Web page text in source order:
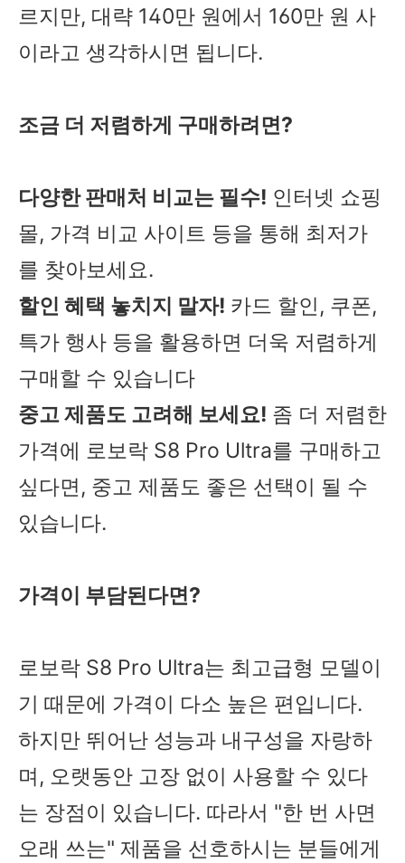
르지만, 대략 140만 원에서 160만 원 사
이라고 생각하시면 됩니다.
조금 더 저렴하게 구매하려면?
다양한 판매처 비교는 필수! 인터넷 쇼핑
몰, 가격 비교 사이트 등을 통해 최저가
를 찾아보세요.
할인 혜택 놓치지 말자! 카드 할인, 쿠폰,
특가 행사 등을 활용하면 더욱 저렴하게
구매할 수 있습니다
중고 제품도 고려해 보세요! 좀 더 저렴한
가격에 로보락 S8 Pro Ultra를 구매하고
싶다면, 중고 제품도 좋은 선택이 될 수
있습니다.
가격이 부담된다면?
로보락 S8 Pro Ultra는 최고급형 모델이
기 때문에 가격이 다소 높은 편입니다.
하지만 뛰어난 성능과 내구성을 자랑하
며, 오랫동안 고장 없이 사용할 수 있다
는 장점이 있습니다. 따라서 "한 번 사면
오래 쓰는" 제품을 선호하시는 분들에게